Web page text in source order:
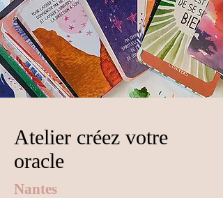
Atelier créez votre
oracle
Nantes